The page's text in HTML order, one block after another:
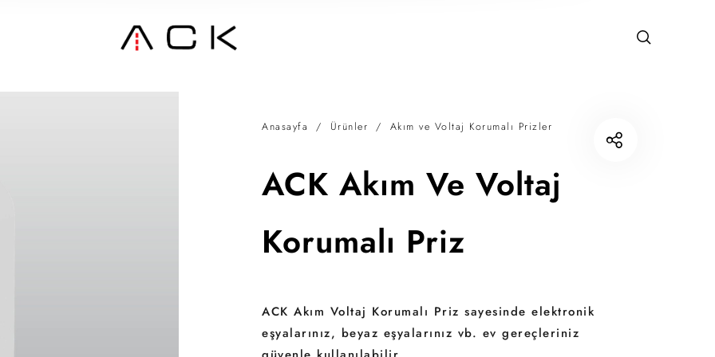
Anasayfa / Ürünler / Akım ve Voltaj Korumalı Prizler
ACK Akım Ve Voltaj
Korumalı Priz
ACK Akım Voltaj Korumalı Priz sayesinde elektronik
eşyalarınız, beyaz eşyalarınız vb. ev gereçleriniz